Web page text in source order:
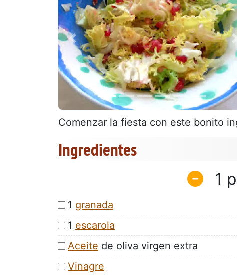
Anterior
Comenzar la fiesta con este bonito
Ingredientes
1
1 granada
1 escarola
Aceite de oliva virgen extra
Vinagre